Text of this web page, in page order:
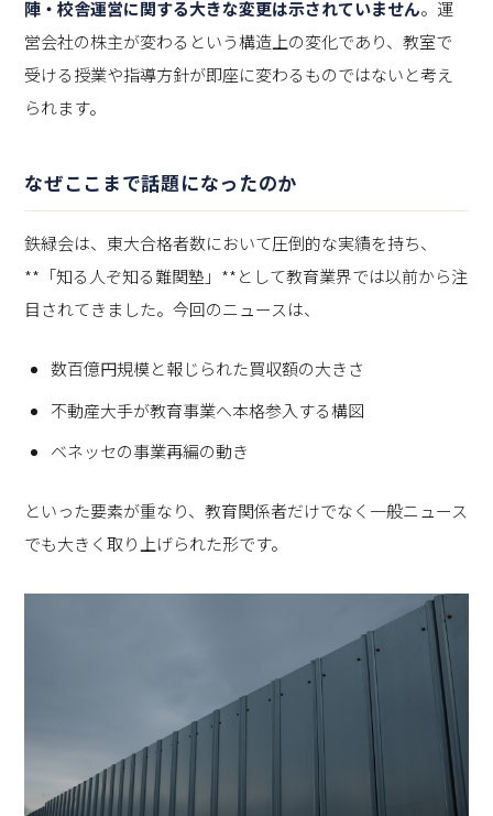
陣・校舎運営に関する大きな変更は示されていません。運
営会社の株主が変わるという構造上の変化であり、教室で
受ける授業や指導方針が即座に変わるものではないと考え
られます。
なぜここまで話題になったのか
鉄緑会は、東大合格者数において圧倒的な実績を持ち、
**「知る人ぞ知る難関塾」**として教育業界では以前から注
目されてきました。今回のニュースは、
数百億円規模と報じられた買収額の大きさ
不動産大手が教育事業へ本格参入する構図
ベネッセの事業再編の動き
といった要素が重なり、教育関係者だけでなく一般ニュース
でも大きく取り上げられた形です。